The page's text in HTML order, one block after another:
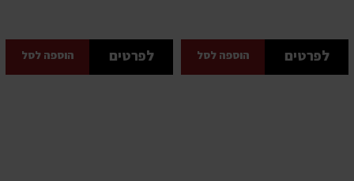
לפרטים הוספה לסל לפרטים הוספה לסל